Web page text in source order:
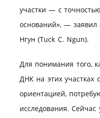
участки — с
оснований», — заявил
Нгун (Tuck C. Ngun).
Для понимания того,
ДНК на этих участках
ориентацией,
исследования.